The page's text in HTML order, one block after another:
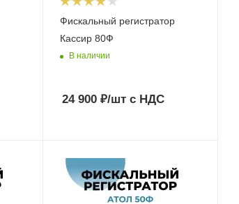
Фискальный регистратор
Кассир 80Ф
В наличии
24 900₽/штс НДС